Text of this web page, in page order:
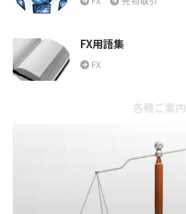
FX用語集
FX
各種ご案内